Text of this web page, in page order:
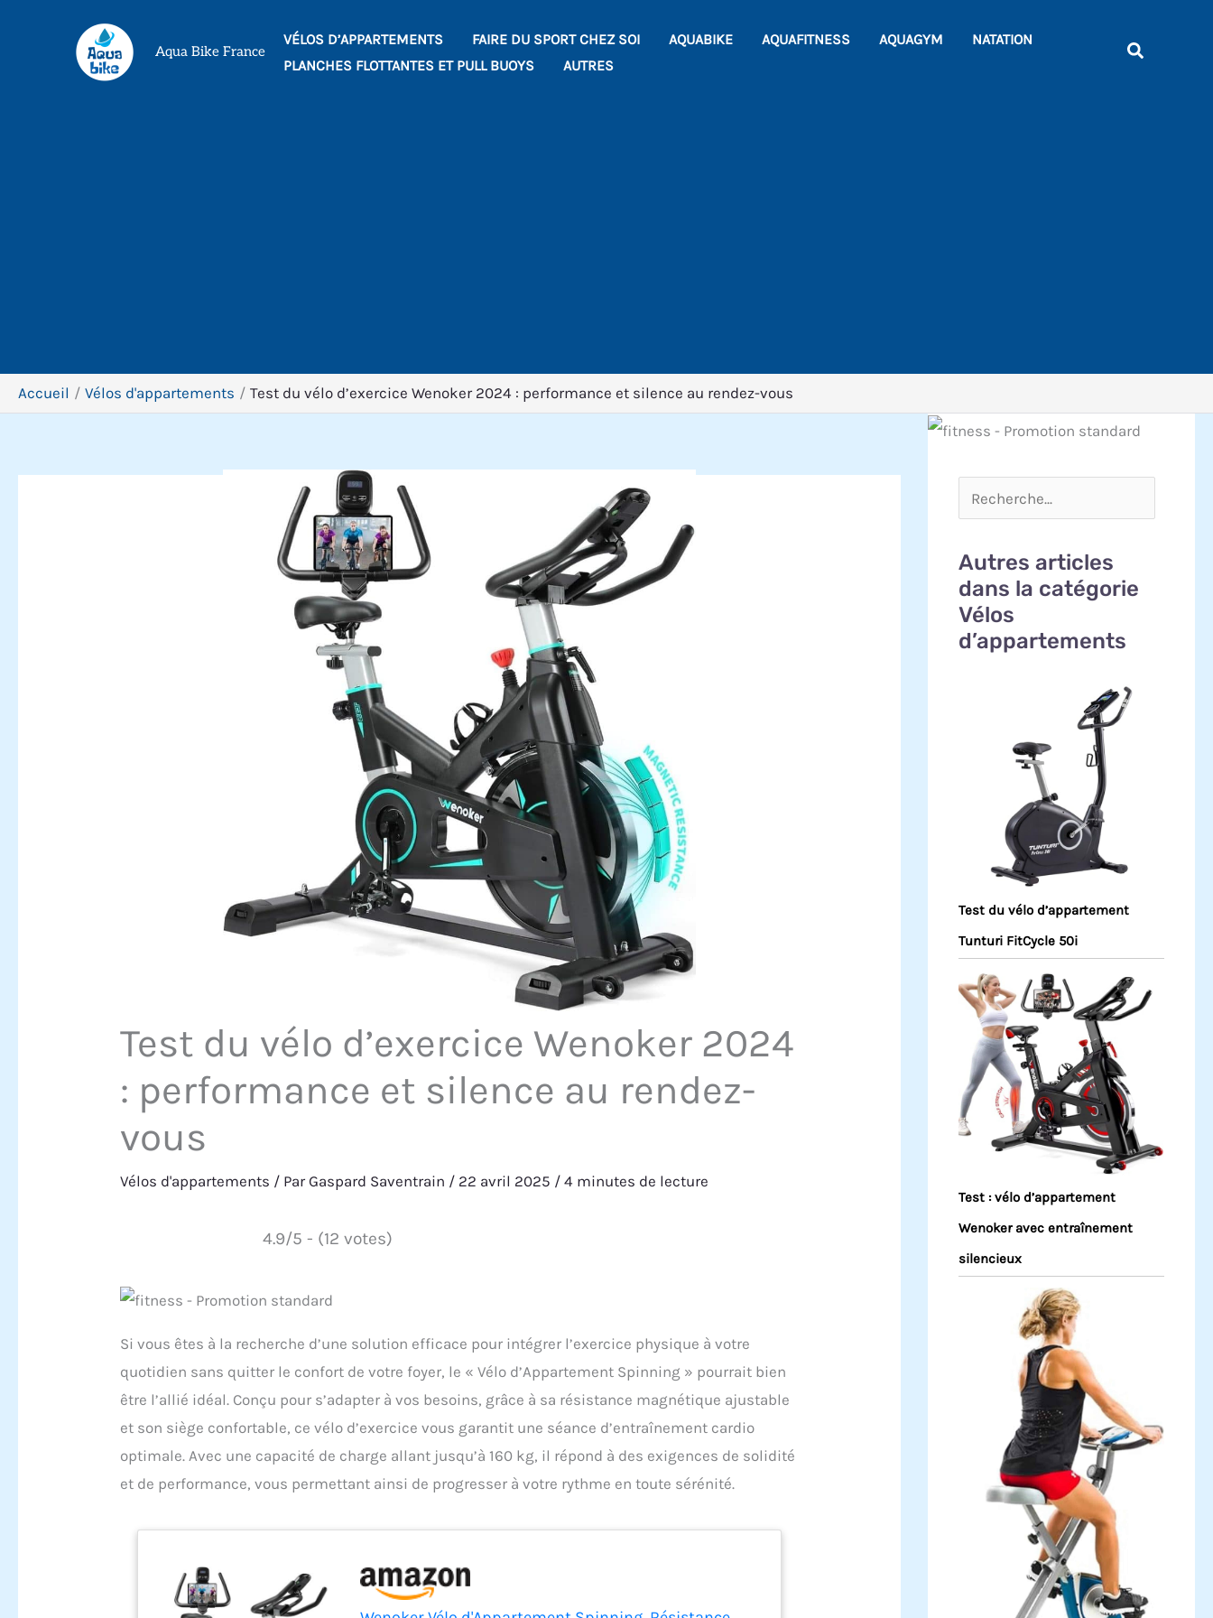
Aqua Bike France
VÉLOS D’APPARTEMENTS FAIRE DU SPORT CHEZ SOI AQUABIKE AQUAFITNESS AQUAGYM
NATATION
PLANCHES FLOTTANTES ET PULL BUOYS
AUTRES
Accueil Vélos d'appartements Test du vélo d’exercice Wenoker 2024 : performance et silence au rendez-vous
Test du vélo d’exercice Wenoker 2024
: performance et silence au rendez-
vous
Vélos d'appartements / ParGaspard Saventrain / 22 avril 2025 /4 minutes de lecture
4.9/5 - (12 votes)
Si vous êtes à la recherche d’une solution efficace pour intégrer l’exercice physique à votre
quotidien sans quitter le confort de votre foyer, le « Vélo d’Appartement Spinning » pourrait bien
être l’allié idéal. Conçu pour s’adapter à vos besoins, grâce à sa résistance magnétique ajustable
et son siège confortable, ce vélo d’exercice vous garantit une séance d’entraînement cardio
optimale. Avec une capacité de charge allant jusqu’à 160 kg, il répond à des exigences de solidité
et de performance, vous permettant ainsi de progresser à votre rythme en toute sérénité.
Autres articles
dans la catégorie
Vélos
d’appartements
Test du vélo d’appartement
Tunturi FitCycle 50i
Test : vélo d’appartement
Wenoker avec entraînement
silencieux